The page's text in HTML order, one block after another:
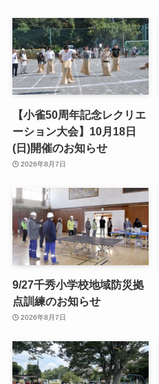
【小雀50周年記念レクリエ
ーション大会】10月18日
(日)開催のお知らせ
2026年8月7日
9/27千秀小学校地域防災拠
点訓練のお知らせ
2026年8月7日